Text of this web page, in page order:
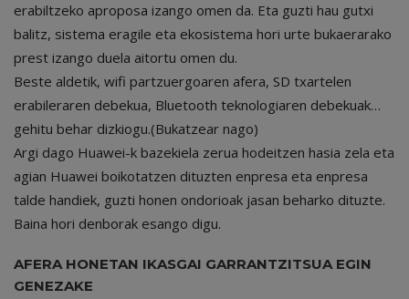
erabiltzeko aproposa izango omen da. Eta guzti hau gutxi
balitz, sistema eragile eta ekosistema hori urte bukaerarako
prest izango duela aitortu omen du.
Beste aldetik, wifi partzuergoaren afera, SD txartelen
erabileraren debekua, Bluetooth teknologiaren debekuak…
gehitu behar dizkiogu.(Bukatzear nago)
Argi dago Huawei-k bazekiela zerua hodeitzen hasia zela eta
agian Huawei boikotatzen dituzten enpresa eta enpresa
talde handiek, guzti honen ondorioak jasan beharko dituzte.
Baina hori denborak esango digu.
AFERA HONETAN IKASGAI GARRANTZITSUA EGIN
GENEZAKE